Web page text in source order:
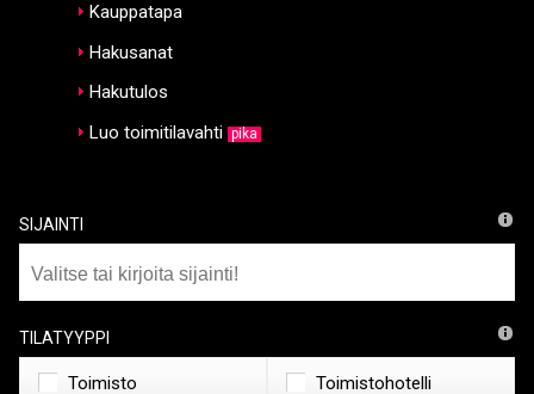
Kauppatapa
Hakusanat
Hakutulos
Luo toimitilavahti pika
Sijainti
Tilatyyppi
Toimisto Toimistohotelli